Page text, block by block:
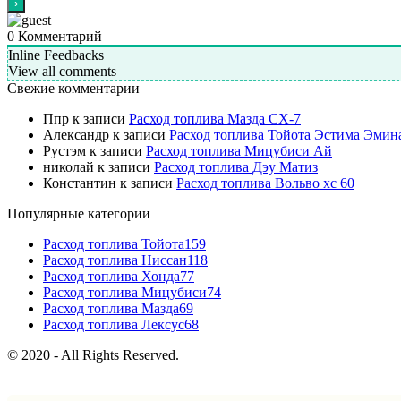
0 Комментарий
Inline Feedbacks
View all comments
Свежие комментарии
Ппр к записи Расход топлива Мазда СХ-7
Александр к записи Расход топлива Тойота Эстима
Рустэм к записи Расход топлива Мицубиси Ай
николай к записи Расход топлива Дэу Матиз
Константин к записи Расход топлива Вольво хс 60
Популярные категории
Расход топлива Тойота159
Расход топлива Ниссан118
Расход топлива Хонда77
Расход топлива Мицубиси74
Расход топлива Мазда69
Расход топлива Лексус68
© 2020 - All Rights Reserved.